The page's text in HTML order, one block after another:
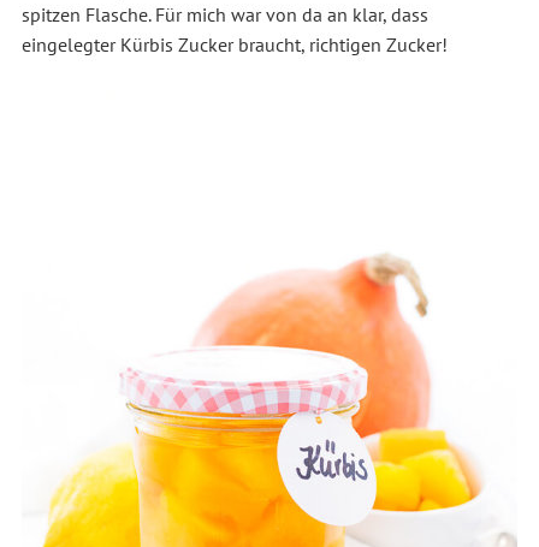
spitzen Flasche. Für mich war von da an klar, dass
eingelegter Kürbis Zucker braucht, richtigen Zucker!